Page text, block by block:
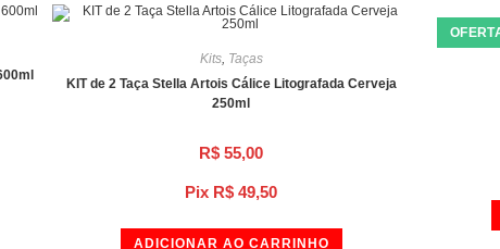
Pix R$ 49,50
Kits, Taças
KIT de 2 Taça Stella Artois Cálice Litografada Cerveja
250ml
R$ 55,00
ADICIONAR AO CARRINHO